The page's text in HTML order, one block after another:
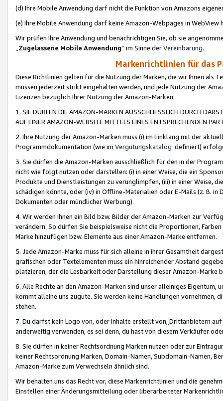
(d) Ihre Mobile Anwendung darf nicht die Funktion von Amazons
(e) Ihre Mobile Anwendung darf keine Amazon-Webpages in WebView
Wir prüfen Ihre Anwendung und benachrichtigen Sie, ob sie
„Zugelassene Mobile Anwendung“ im Sinne derVereinbarung.
Markenrichtlinien für das
Diese Richtlinien gelten für die Nutzung der Marken, die wir Ihnen als
müssen jederzeit strikt eingehalten werden, und jede Nutzung der
Lizenzen bezüglich Ihrer Nutzung der Amazon-Marken.
1. SIE DÜRFEN DIE AMAZON-MARKEN AUSSCHLIESSLICH DURCH
AUF EINER AMAZON-WEBSITE MITTELS EINES ENTSPRECHENDEN
2. Ihre Nutzung der Amazon-Marken muss (i) im Einklang mit der
Programmdokumentation (wie im Vergütungskatalog definiert)
3. Sie dürfen die Amazon-Marken ausschließlich für den in der
nicht wie folgt nutzen oder darstellen: (i) in einer Weise, die ein
Produkte und Dienstleistungen zu verunglimpfen, (iii) in einer Weise,
schädigen könnte, oder (iv) in Offline-Materialien oder E-Mails (z. B. in
Dokumenten oder mündlicher Werbung).
4. Wir werden Ihnen ein Bild bzw. Bilder der Amazon-Marken zur
verändern. So dürfen Sie beispielsweise nicht die Proportionen,
Marke hinzufügen bzw. Elemente aus einer Amazon-Marke entfernen.
5. Jede Amazon-Marke muss für sich alleine in ihrer Gesamtheit
grafischen oder Textelementen muss ein hinreichender Abstand
platzieren, der die Lesbarkeit oder Darstellung dieser Amazon-Marke
6. Alle Rechte an den Amazon-Marken sind unser alleiniges
kommt alleine uns zugute. Sie werden keine Handlungen vornehmen,
stehen.
7. Du darfst kein Logo von, oder Inhalte erstellt von,Drittanbietern auf
anderweitig verwenden, es sei denn, du hast von diesem Verkäufer
8. Sie dürfen in keiner Rechtsordnung Marken nutzen oder zur
keiner Rechtsordnung Marken, Domain-Namen, Subdomain-Namen,
Amazon-Marke zum Verwechseln ähnlich sind.
Wir behalten uns das Recht vor, diese Markenrichtlinien und die
Einstellen einer Änderungsmitteilung oder überarbeiteter